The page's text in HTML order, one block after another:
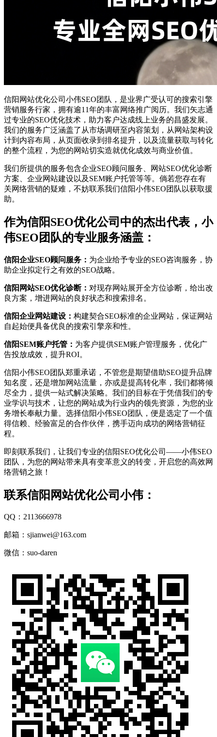
信阳网站优化公司小伟SEO团队，是业界广受认可的搜索引擎
营销服务行家，拥有逾11年的丰富网络推广阅历。我们矢志通
过专业的SEO优化技术，助力客户达成线上业务的昌盛发展。
我们的服务广泛涵盖了从市场调研至内容策划，从网站架构设
计到内容布局，从页面收录到排名提升，以及流量获取与转化
的整个流程，为您的网站切实造就优化成效与商业价值。
我们所提供的服务包含企业SEO顾问服务、网站SEO优化诊断
方案、企业网站建设以及SEM账户托管等等。倘若您存在有
关网络营销的疑难，不妨联系我们信阳小伟SEO团队以获取援
助。
作为信阳SEO优化公司中的杰出代表，小
伟SEO团队的专业服务涵盖：
信阳企业SEO顾问服务： 为企业给予专业的SEO咨询服务，协
助企业拟定行之有效的SEO战略。
信阳网站SEO优化诊断： 对现存网站展开全方位诊断，给出改
良方案，增进网站的良好状态和搜索排名。
信阳企业网站建设： 构建契合SEO标准的企业网站，保证网站
自起始便具备优良的搜索引擎亲和性。
信阳SEM账户托管： 为客户提供SEM账户管理服务，优化广
告投放成效，提升ROI。
信阳小伟SEO团队郑重承诺，不管您是期望借助SEO提升品牌
知名度，还是增加网站流量，亦或是提高转化率，我们都将倾
尽全力，提供一站式解决策略。我们的目标在于凭借我们的专
业学识与技术，让您的网站成为行业内的领先资源，为您的业
务增长奉献力量。选择信阳小伟SEO团队，便是选定了一个值
得信赖、经验富足的合作伙伴，携手迈向成功的网络营销征
程。
即刻联系我们，让我们专业的信阳SEO优化公司——小伟SEO
团队，为您的网站带来具有变革意义的转变，开启您的高效网
络营销之旅！
联系信阳网站优化公司小伟：
QQ：2113666978
邮箱：sjianwei@163.com
微信：suo-daren